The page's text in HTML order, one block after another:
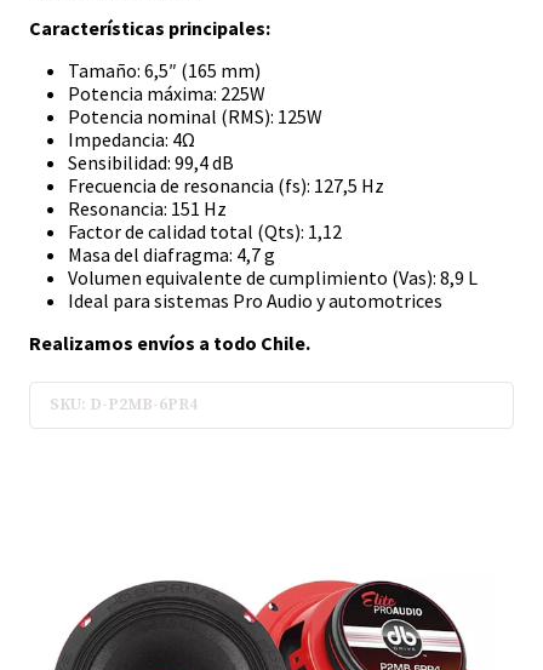
Características principales:
Tamaño: 6,5″ (165 mm)
Potencia máxima: 225W
Potencia nominal (RMS): 125W
Impedancia: 4Ω
Sensibilidad: 99,4 dB
Frecuencia de resonancia (fs): 127,5 Hz
Resonancia: 151 Hz
Factor de calidad total (Qts): 1,12
Masa del diafragma: 4,7 g
Volumen equivalente de cumplimiento (Vas): 8,9 L
Ideal para sistemas Pro Audio y automotrices
Realizamos envíos a todo Chile.
SKU: D-P2MB-6PR4